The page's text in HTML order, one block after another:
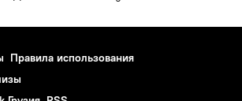
Правила использования